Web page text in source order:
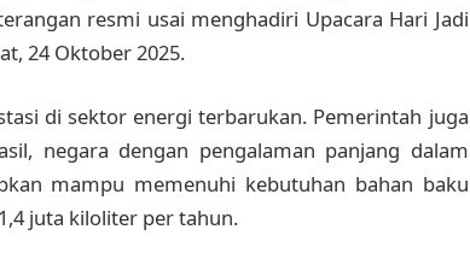
resmi usai menghadiri Upacara Hari Jadi
24 Oktober 2025.
di sektor energi terbarukan. Pemerintah juga
negara dengan pengalaman panjang dalam
mampu memenuhi kebutuhan bahan baku
juta kiloliter per tahun.